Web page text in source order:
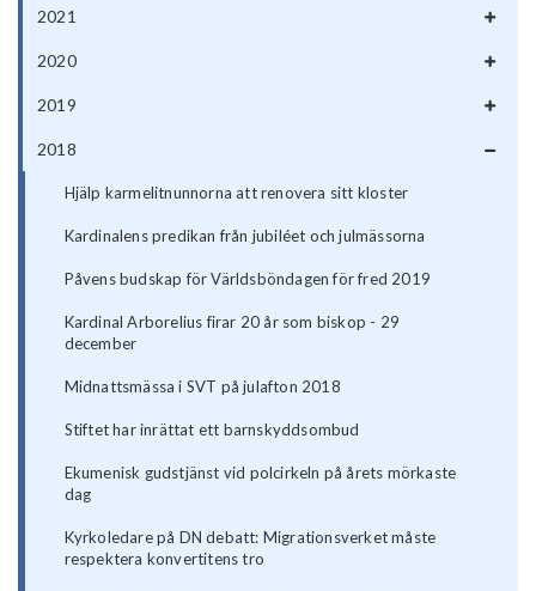
2021
2020
2019
2018
Hjälp karmelitnunnorna att renovera sitt kloster
Kardinalens predikan från jubiléet och julmässorna
Påvens budskap för Världsböndagen för fred 2019
Kardinal Arborelius firar 20 år som biskop - 29
december
Midnattsmässa i SVT på julafton 2018
Stiftet har inrättat ett barnskyddsombud
Ekumenisk gudstjänst vid polcirkeln på årets mörkaste
dag
Kyrkoledare på DN debatt: Migrationsverket måste
respektera konvertitens tro